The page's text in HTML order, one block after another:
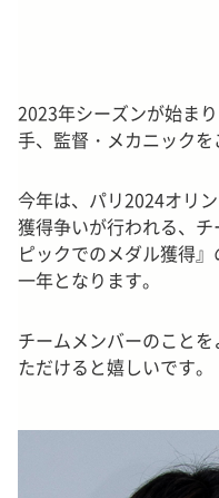
2023年シーズンが始ま
手、監督・メカニックを
今年は、パリ2024オリ
獲得争いが行われる、
ピックでのメダル獲得
一年となります。
チームメンバーのこと
ただけると嬉しいです。